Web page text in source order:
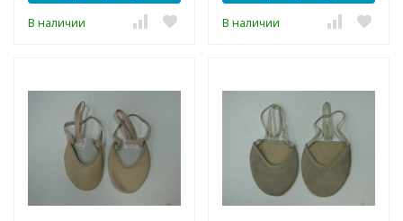
В наличии В наличии